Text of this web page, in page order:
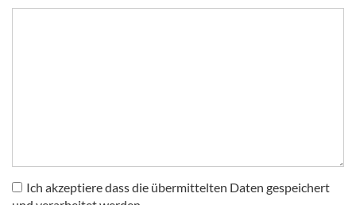
Ich akzeptiere dass die übermittelten Daten gespeichert